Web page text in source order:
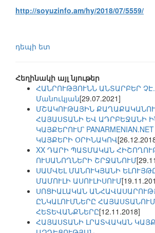
http://soyuzinfo.am/hy/2018/07/5559/
դեպի ետ
Հեղինակի այլ նյութեր
ՀԱՆՐՈՒԹՅՈՒՆՆ ԱՆՏԱՐԲԵՐ ՉԷ.
Մանուկյան[29.07.2021]
ՄՇԱԿՈՒԹԱՅԻՆ
ՀԱՅԱՍՏԱՆԻ ԵՎ ԱԴՐԲԵՋԱՆԻ
ԿԱՅՔԵՐՈՒՄ՝
ԿԱՅՔԵՐԻ ՕՐԻՆԱԿՈՎ
XX ԴԱՐԻ ՊԱՏՄԱԿԱՆ
ՈՒՍԱՆՈՂՆԵՐԻ ՇՐՋԱՆՈՒՄ
ՍԱՄՎԵԼ ՄԱՆՈՒԿՅԱՆԻ
ՄԱՄՈՒԼԻ ԱՍՈՒԼԻՍՈՒՄ
ՍՈՑԻԱԼԱԿԱՆ
ԸՆԿԱԼՈՒՄՆԵՐԸ
ՀԵՏԵՎԱՆՔՆԵՐԸ[12.11.2018]
ՀԱՅԱՍՏԱՆԻ ԼՐԱՏՎԱԿԱՆ